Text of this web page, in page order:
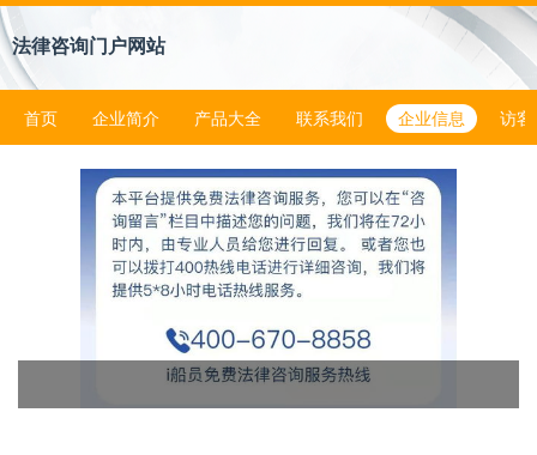
法律咨询门户网站
首页 企业简介 产品大全 联系我们 企业信息 访客